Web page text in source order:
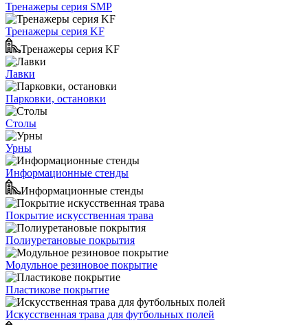
Тренажеры серия SMP
Тренажеры серия KF
Тренажеры серия KF
Лавки
Парковки, остановки
Столы
Урны
Информационные стенды
Информационные стенды
Покрытие искусственная трава
Полиуретановые покрытия
Модульное резиновое покрытие
Пластикове покрытие
Искусственная трава для футбольных полей